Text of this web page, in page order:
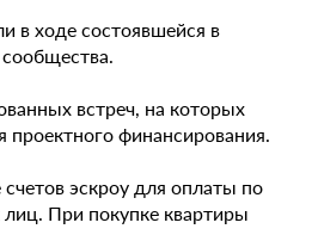
в ходе состоявшейся в
встреч, на которых
проектного финансирования.
эскроу для оплаты по
При покупке квартиры